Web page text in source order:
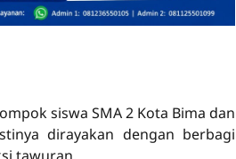
siswa SMA 2 Kota Bima dan
dirayakan dengan berbagi